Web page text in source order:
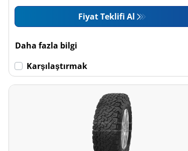
Fiyat Teklifi Al
Daha fazla bilgi
Karşılaştırmak